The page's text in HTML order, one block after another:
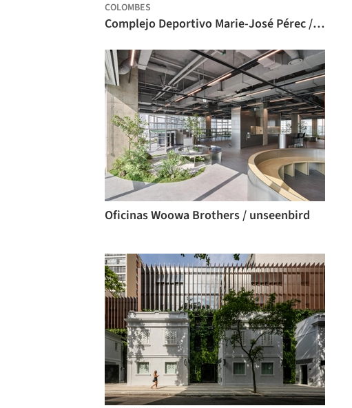
COLOMBES
Complejo Deportivo Marie-José Pérec / ANMA
Oficinas Woowa Brothers / unseenbird